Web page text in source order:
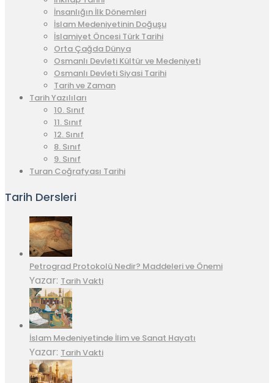
İnsanlığın İlk Dönemleri
İslam Medeniyetinin Doğuşu
İslamiyet Öncesi Türk Tarihi
Orta Çağda Dünya
Osmanlı Devleti Kültür ve Medeniyeti
Osmanlı Devleti Siyasi Tarihi
Tarih ve Zaman
Tarih Yazılıları
10. Sınıf
11. Sınıf
12. Sınıf
8. Sınıf
9. Sınıf
Turan Coğrafyası Tarihi
Tarih Dersleri
Petrograd Protokolü Nedir? Maddeleri ve Önemi
Yazar: Tarih Vakti
İslam Medeniyetinde İlim ve Sanat Hayatı
Yazar: Tarih Vakti